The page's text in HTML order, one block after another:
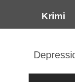
Krimi